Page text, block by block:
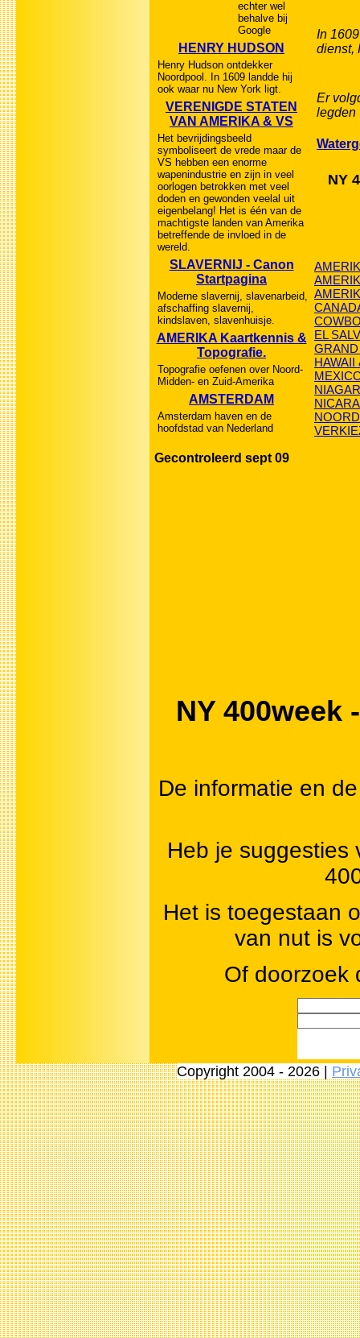
echter wel
behalve bij
Google
HENRY HUDSON
Henry Hudson ontdekker
Noordpool. In 1609 landde hij
ook waar nu New York ligt.
VERENIGDE STATEN
VAN AMERIKA & VS
Het bevrijdingsbeeld
symboliseert de vrede maar de
VS hebben een enorme
wapenindustrie en zijn in veel
oorlogen betrokken met veel
doden en gewonden veelal uit
eigenbelang! Het is één van de
machtigste landen van Amerika
betreffende de invloed in de
wereld.
SLAVERNIJ - Canon
Startpagina
Moderne slavernij, slavenarbeid,
afschaffing slavernij,
kindslaven, slavenhuisje.
AMERIKA Kaartkennis &
Topografie.
Topografie oefenen over Noord-
Midden- en Zuid-Amerika
AMSTERDAM
Amsterdam haven en de
hoofdstad van Nederland
Gecontroleerd sept 09
In
dienst,
Er
legden
NY
EL
HAWAII
NY 400week
De informatie en
Heb je suggesties
Het is toegestaan
van nut is
Of doorzoek
Copyright 2004 - 2026 |